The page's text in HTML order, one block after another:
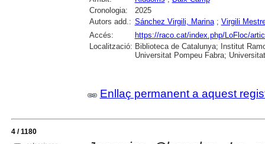
Cronologia:
2025
Autors add.: Sánchez Virgili, Marina; Virgili
Accés:
https://raco.cat/index.php/LoFloc/
Localització: Biblioteca de Catalunya; Institut
Universitat Pompeu Fabra;
Enllaç permanent a aquest
4 / 1180